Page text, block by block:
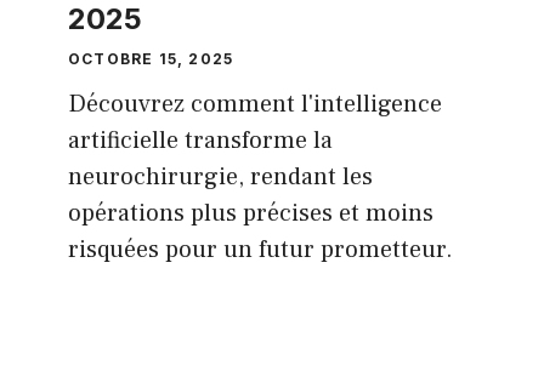
2025
OCTOBRE 15, 2025
Découvrez comment l'intelligence
artificielle transforme la
neurochirurgie, rendant les
opérations plus précises et moins
risquées pour un futur prometteur.